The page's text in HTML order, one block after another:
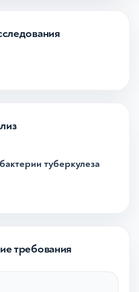
туберкулеза
требования